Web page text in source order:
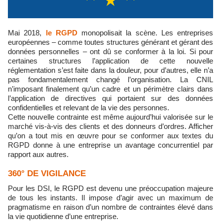
Mai 2018, le RGPD monopolisait la scène. Les entreprises
européennes – comme toutes structures générant et gérant des
données personnelles – ont dû se conformer à la loi. Si pour
certaines structures l’application de cette nouvelle
réglementation s’est faite dans la douleur, pour d’autres, elle n’a
pas fondamentalement changé l’organisation. La CNIL
n’imposant finalement qu’un cadre et un périmètre clairs dans
l’application de directives qui portaient sur des données
confidentielles et relevant de la vie des personnes.
Cette nouvelle contrainte est même aujourd’hui valorisée sur le
marché vis-à-vis des clients et des donneurs d’ordres. Afficher
qu’on a tout mis en œuvre pour se conformer aux textes du
RGPD donne à une entreprise un avantage concurrentiel par
rapport aux autres.
360° DE VIGILANCE
Pour les DSI, le RGPD est devenu une préoccupation majeure
de tous les instants. Il impose d’agir avec un maximum de
pragmatisme en raison d’un nombre de contraintes élevé dans
la vie quotidienne d’une entreprise.